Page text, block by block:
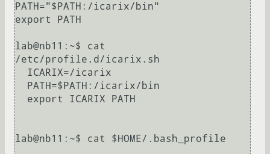
PATH="$PATH:/icarix/bin"
export PATH
lab@nb11:~$ cat
/etc/profile.d/icarix.sh
lab@nb11:~$ cat $HOME/.bash_profile